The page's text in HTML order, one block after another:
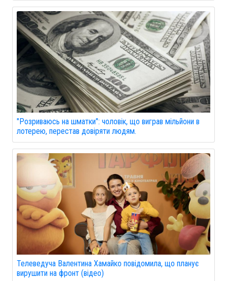
"Розриваюсь на шматки": чоловік, що виграв мільйони в
лотерею, перестав довіряти людям.
Телеведуча Валентина Хамайко повідомила, що планує
вирушити на фронт (відео)